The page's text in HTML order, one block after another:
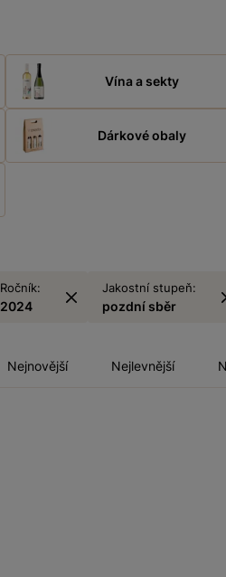
Vína a sekty
Dárkové obaly
Ročník:
2024
Jakostní stupeň:
pozdní sběr
Nejnovější Nejlevnější